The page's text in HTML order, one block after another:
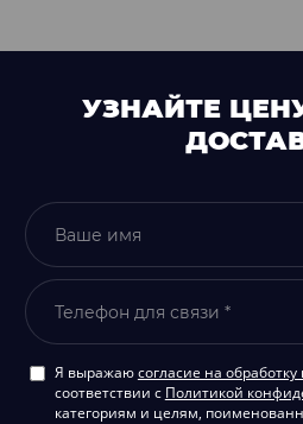
УЗНАЙТЕ
Я выражаюсогласие на
соответствии с Политикой
категориям и целям,